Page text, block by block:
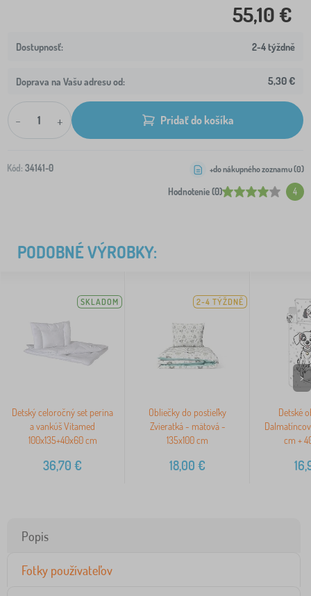
55,10 €
2-4 týždně
Doprava na Vašu adresu od: 5,30 €
- + Pridať do košíka
Kód: 34141-0
Hodnotenie (0) 4
+do nákupného zoznamu (0)
PODOBNÉ VÝROBKY:
SKLADOM
Detský celoročný set perina
a vankúš Vitamed
100x135+40x60 cm
36,70 €
2-4 TÝŽDNĚ
Obliečky do postieľky
Zvieratká - mätová -
135x100 cm
18,00 €
Detské
cm +
>
Popis
Fotky používateľov